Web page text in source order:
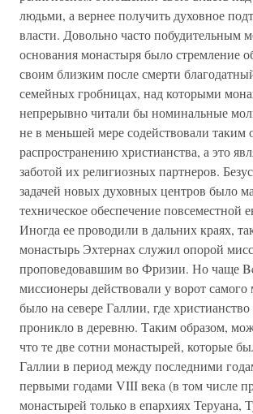
людьми, а вернее получить духовное
власти. Довольно часто побудительным
основания монастыря было стремление
своим близким после смерти
семейных гробницах, над которыми
непрерывно читали бы номинальные
не в меньшей мере содействовали таким
распространению христианства, а это
заботой их религиозных партнеров.
задачей новых духовных центров было
техническое обеспечение повсеместной
Иногда ее проводили в дальних краях,
монастырь Эхтернах служил опорой
проповедовавшим во Фризии. Но чаще
миссионеры действовали у ворот самого
было на севере Галлии, где
проникло в деревню. Таким образом,
что те две сотни монастырей, которые
Галлии в период между последними
первыми годами VIII века (в том числе
монастырей только в епархиях Теруана,